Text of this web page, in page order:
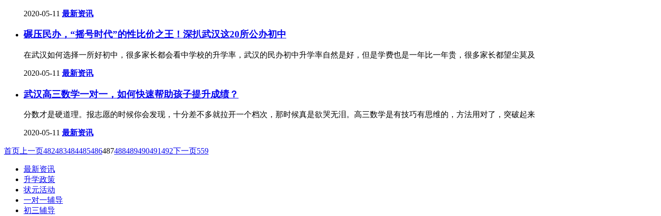
2020-05-11 最新资讯
碾压民办，“摇号时代”的性比价之王！深扒武汉这20所公办初中
在武汉如何选择一所好初中，很多家长都会看中学校的升学率，武汉的民办初中升学率自然是好，但是学费也是一年比一年贵，很多家长都望尘莫及
2020-05-11 最新资讯
武汉高三数学一对一，如何快速帮助孩子提升成绩？
分数才是硬道理。报志愿的时候你会发现，十分差不多就拉开一个档次，那时候真是欲哭无泪。高三数学是有技巧有思维的，方法用对了，突破起来
2020-05-11 最新资讯
首页 上一页482483484485486487488489490491492下一页559
最新资讯
升学政策
状元活动
一对一辅导
初三辅导